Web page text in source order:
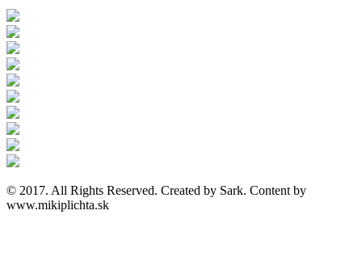
© 2017. All Rights Reserved. Created by Sark. Content by
www.mikiplichta.sk